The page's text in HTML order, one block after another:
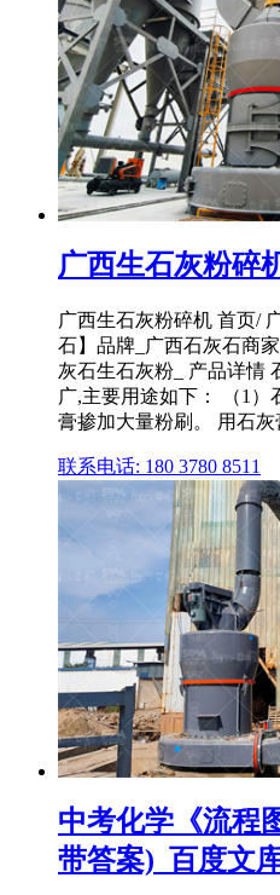
广西生石灰粉碎
广西生石灰粉碎机 首页/
石】品牌_广西石灰石商
灰石生石灰粉_ 产品详情
广,主要用途如下： （1
膏掺加大量粉刷。 用石灰
联系电话: 180 3780 8511
中考化学《流程
带答案)_百度文